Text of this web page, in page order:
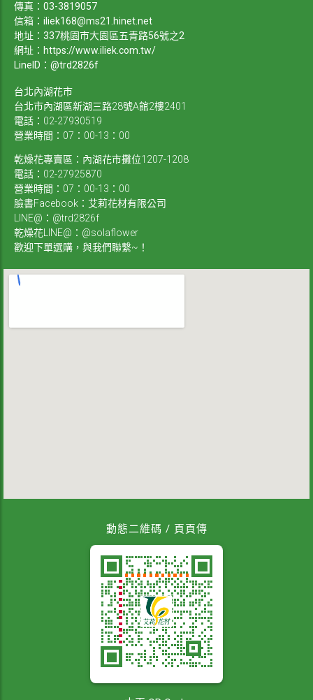
傳真：03-3819057
信箱： iliek168@ms21.hinet.net
地址：337桃園市大園區五青路56號之2
網址： https://www.iliek.com.tw/
LineID：@trd2826f
台北內湖花市
台北市內湖區新湖三路28號A館2樓2401
電話：02-27930519
營業時間：07：00-13：00
乾燥花專賣區：內湖花市攤位1207-1208
電話：02-27925870
營業時間：07：00-13：00
臉書Facebook：艾莉花材有限公司
LINE@：@trd2826f
乾燥花LINE@：@solaflower
歡迎下單選購，與我們聯繫~！
動態二維碼 / 頁頁傳